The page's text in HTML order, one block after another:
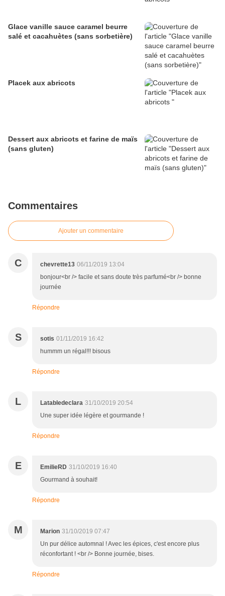
Glace vanille sauce caramel beurre
salé et cacahuètes (sans sorbetière)
Placek aux abricots
Dessert aux abricots et farine de maïs
(sans gluten)
Commentaires
Ajouter un commentaire
C chevrette13 06/11/2019 13:04
bonjour<br /> facile et sans doute très parfumé<br /> bonne
journée
Répondre
S sotis 01/11/2019 16:42
hummm un régal!!! bisous
Répondre
L Latabledeclara 31/10/2019 20:54
Une super idée légère et gourmande !
Répondre
E EmilieRD 31/10/2019 16:40
Gourmand à souhait!
Répondre
M Marion 31/10/2019 07:47
Un pur délice automnal ! Avec les épices, c'est encore plus
réconfortant ! <br /> Bonne journée, bises.
Répondre